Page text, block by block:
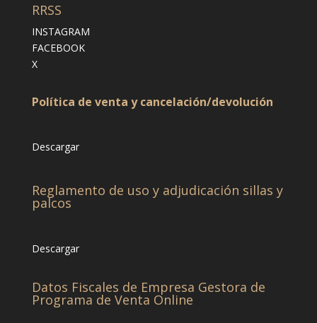
RRSS
INSTAGRAM
FACEBOOK
X
Política de venta y cancelación/devolución
Descargar
Reglamento de uso y adjudicación sillas y
palcos
Descargar
Datos Fiscales de Empresa Gestora de
Programa de Venta Online